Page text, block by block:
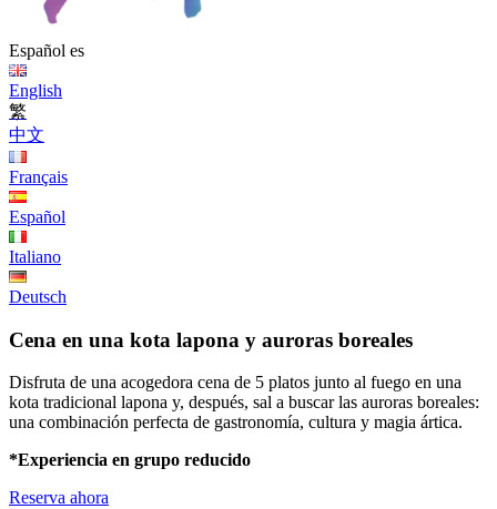
Español es
English
繁
中文
Français
Español
Italiano
Deutsch
Cena en una kota lapona y auroras boreales
Disfruta de una acogedora cena de 5 platos junto al fuego en una
kota tradicional lapona y, después, sal a buscar las auroras boreales:
una combinación perfecta de gastronomía, cultura y magia ártica.
*Experiencia en grupo reducido
Reserva ahora